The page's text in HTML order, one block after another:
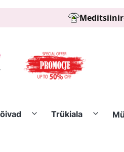
ostukorvis: 0. See details
Trükiala